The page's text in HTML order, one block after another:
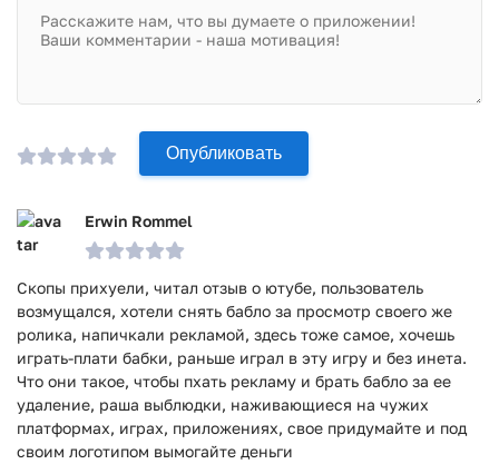
Опубликовать
Erwin Rommel
Скопы прихуели, читал отзыв о ютубе, пользователь
возмущался, хотели снять бабло за просмотр своего же
ролика, напичкали рекламой, здесь тоже самое, хочешь
играть-плати бабки, раньше играл в эту игру и без инета.
Что они такое, чтобы пхать рекламу и брать бабло за ее
удаление, раша выблюдки, наживающиеся на чужих
платформах, играх, приложениях, свое придумайте и под
своим логотипом вымогайте деньги